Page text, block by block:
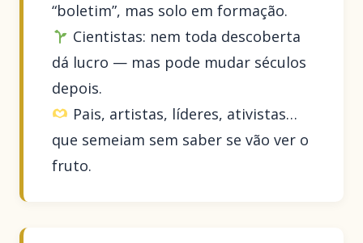
“boletim”, mas solo em formação.
Cientistas: nem toda descoberta
dá lucro — mas pode mudar séculos
depois.
Pais, artistas, líderes, ativistas…
que semeiam sem saber se vão ver o
fruto.